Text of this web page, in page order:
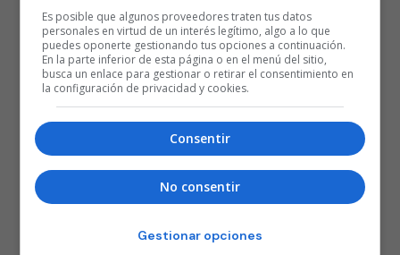
Es posible que algunos proveedores traten tus datos
personales en virtud de un interés legítimo, algo a lo que
puedes oponerte gestionando tus opciones a continuación.
En la parte inferior de esta página o en el menú del sitio,
busca un enlace para gestionar o retirar el consentimiento en
la configuración de privacidad y cookies.
Consentir
No consentir
Gestionar opciones